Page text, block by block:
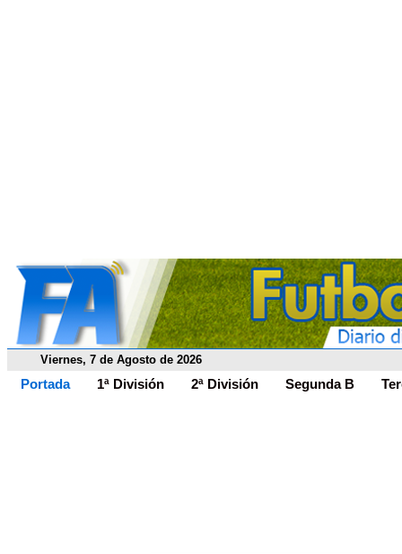
Viernes, 7 de Agosto de 2026
Portada 1ª División 2ª División Segunda B